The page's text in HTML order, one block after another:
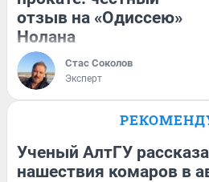
отзыв на «Одиссею»
Нолана
Стас Соколов
Эксперт
Ученый АлтГУ
нашествия комаров в